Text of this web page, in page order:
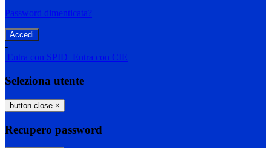
Password dimenticata?
-
Entra con SPID Entra con CIE
Seleziona utente
button close ×
Recupero password